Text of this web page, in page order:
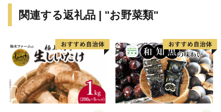
『つながる五條、あつまる五條』としての発展が期待さ
【お問合せ先】
五條市ふるさと納税事務局
TEL：050-3090-1717
関連する返礼品 | "お野菜類"